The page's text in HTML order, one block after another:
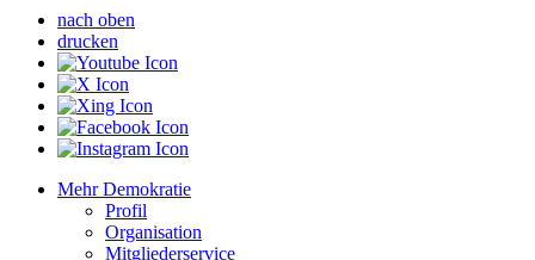
nach oben
drucken
Mehr Demokratie
Profil
Organisation
Mitgliederservice